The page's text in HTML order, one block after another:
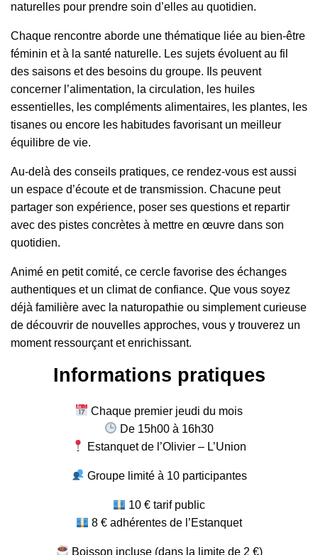
naturelles pour prendre soin d’elles au quotidien.
Chaque rencontre aborde une thématique liée au bien-être
féminin et à la santé naturelle. Les sujets évoluent au fil
des saisons et des besoins du groupe. Ils peuvent
concerner l’alimentation, la circulation, les huiles
essentielles, les compléments alimentaires, les plantes, les
tisanes ou encore les habitudes favorisant un meilleur
équilibre de vie.
Au-delà des conseils pratiques, ce rendez-vous est aussi
un espace d’écoute et de transmission. Chacune peut
partager son expérience, poser ses questions et repartir
avec des pistes concrètes à mettre en œuvre dans son
quotidien.
Animé en petit comité, ce cercle favorise des échanges
authentiques et un climat de confiance. Que vous soyez
déjà familière avec la naturopathie ou simplement curieuse
de découvrir de nouvelles approches, vous y trouverez un
moment ressourçant et enrichissant.
Informations pratiques
Chaque premier jeudi du mois
De 15h00 à 16h30
Estanquet de l’Olivier – L’Union
Groupe limité à 10 participantes
10 € tarif public
8 € adhérentes de l’Estanquet
Boisson incluse (dans la limite de 2 €)